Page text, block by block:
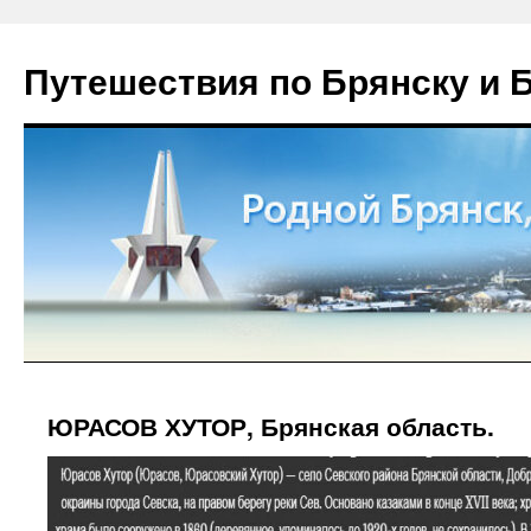
Путешествия по Брянску и
ЮРАСОВ ХУТОР, Брянская область.